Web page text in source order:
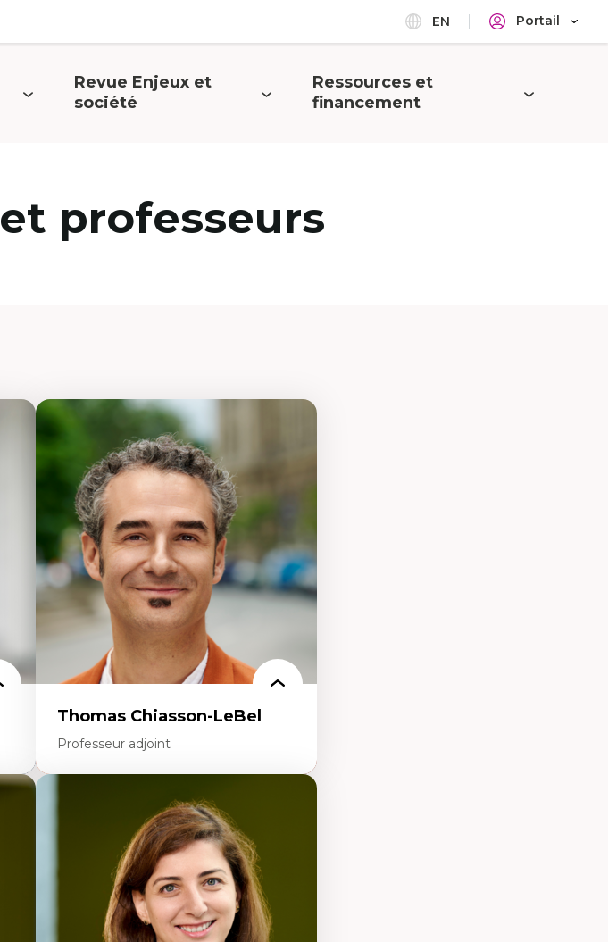
EN Portail
Ouvrir
Revue Enjeux et
société
Ouvrir
Ressources et
financement
professeurs
Thomas Chiasson-LeBel
Professeur adjoint
Théories du développement
Économie politique comparée
Élites économiques
Sociologie économique
Extractivisme
Classes sociales
Mouvements sociaux
Théories de l’État